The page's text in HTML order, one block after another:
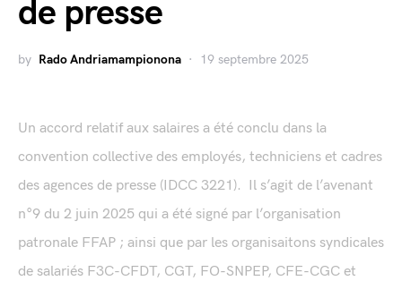
de presse
by Rado Andriamampionona 19 septembre 2025
Un accord relatif aux salaires a été conclu dans la
convention collective des employés, techniciens et cadres
des agences de presse (IDCC 3221). Il s’agit de l’avenant
n°9 du 2 juin 2025 qui a été signé par l’organisation
patronale FFAP ; ainsi que par les organisaitons syndicales
de salariés F3C-CFDT, CGT, FO-SNPEP, CFE-CGC et